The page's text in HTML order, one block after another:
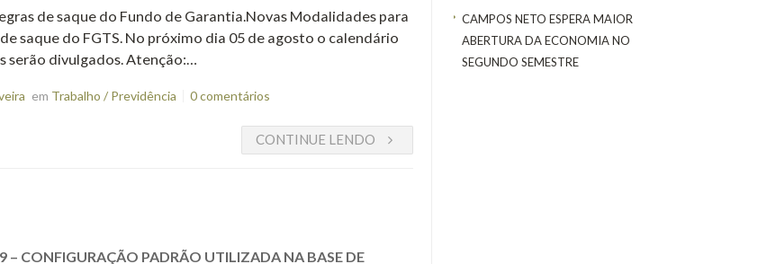
CAMPOS NETO ESPERA MAIOR
ABERTURA DA ECONOMIA NO
SEGUNDO SEMESTRE
de saque do Fundo de Garantia.Novas Modalidades para
saque do FGTS. No próximo dia 05 de agosto o calendário
serão divulgados. Atenção:…
em Trabalho / Previdência 0 comentários
CONTINUE LENDO
CONFIGURAÇÃO PADRÃO UTILIZADA NA BASE DE